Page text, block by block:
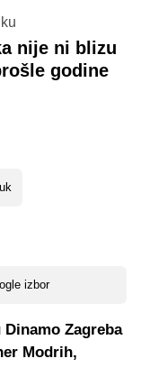
nije ni blizu
godine
izbor
Zagreba
Modrih,